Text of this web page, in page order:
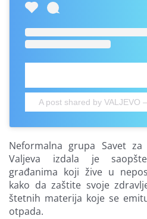
A post shared by VALJEVO
Neformalna grupa Savet
Valjeva izdala je
građanima koji žive u
kako da zaštite svoje
štetnih materija koje se
otpada.